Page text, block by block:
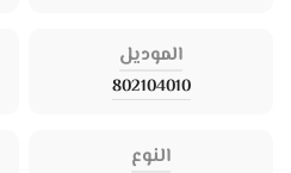
الموديل
802104010
النوع